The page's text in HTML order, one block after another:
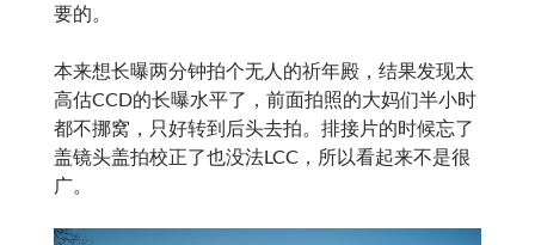
要的。
本来想长曝两分钟拍个无人的祈年殿，结果发现太
高估CCD的长曝水平了，前面拍照的大妈们半小时
都不挪窝，只好转到后头去拍。排接片的时候忘了
盖镜头盖拍校正了也没法LCC，所以看起来不是很
广。